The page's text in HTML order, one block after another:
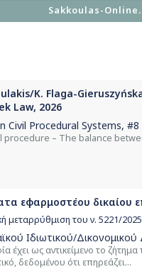
Sakkoulas-
K. Flaga-
Law, 2026
Civil Procedural Systems, #8
procedure – The balance
εφαρμοστέου δικαίου
μεταρρύθμιση του ν. 5221/2025
Ιδιωτικού/Δικονομικού
έχει ως αντικείμενο το
δεδομένου ότι επηρεάζει...